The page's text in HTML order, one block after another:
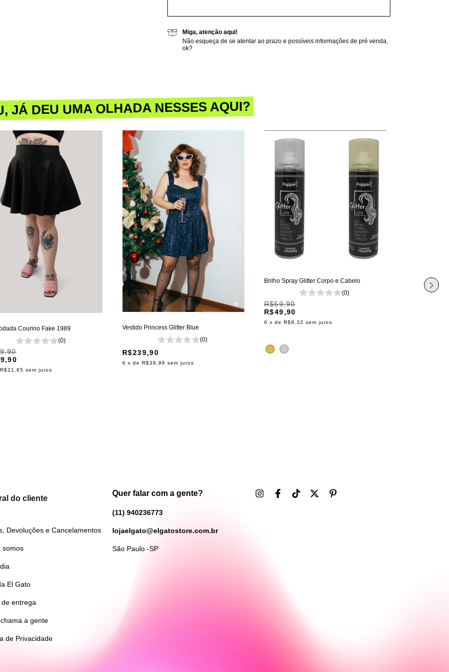
Miga, atenção aqui!
Não esqueça de se atentar ao prazo e possíveis informações de pré venda,
ok?
JÁ DEU UMA OLHADA NESSES AQUI?
Courino Fake 1989
(0)
R$21,65 sem juros
Vestido Princess Glitter Blue
(0)
R$239,90
6 x de R$39,98 sem juros
Brilho Spray Glitter Corpo e Cabelo
(0)
R$59,90
R$49,90
6 x de R$8,32 sem juros
do cliente
Devoluções e Cancelamentos
somos
El Gato
entrega
a gente
de Privacidade
Quer falar com a gente?
(11) 940236773
lojaelgato@elgatostore.com.br
São Paulo -SP